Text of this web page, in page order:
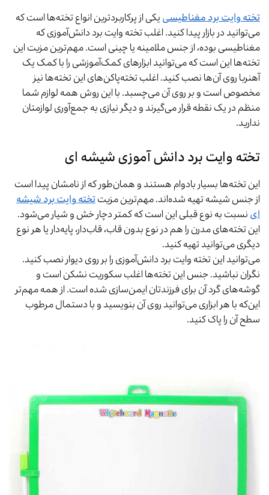
تخته وایت برد مغناطیسی یکی از پرکاربردترین انواع تخته‌ها است که
می‌توانید در بازار پیدا کنید. اغلب تخته وایت برد دانش‌آموزی که
مغناطیسی بوده، از جنس ملامینه یا چینی است. مهم‌ترین مزیت این
تخته‌ها این است که می‌توانید ابزارهای کمک‌آموزشی را با کمک یک
آهنربا روی آن‌ها نصب کنید. اغلب تخته‌پاکن‌های این تخته‌ها نیز
مخصوص است و بر روی آن می‌چسبد. با این روش همه لوازم شما
منظم در یک نقطه قرار می‌گیرند و دیگر نیازی به جمع‌آوری لوازمتان
ندارید.
تخته وایت برد دانش آموزی شیشه ای
این تخته‌ها بسیار بادوام هستند و همان‌طور که از نامشان پیدا است
از جنس شیشه تهیه شده‌اند. مهم‌ترین مزیتتخته وایت برد شیشه
ای نسبت به نوع قبلی این است که کمتر دچار خش و شیار می‌شود.
این تخته‌های مدرن را هم در نوع بدون قاب، قاب‌دار، پایه‌دار یا هر نوع
دیگری می‌توانید تهیه کنید.
می‌توانید این تخته وایت برد دانش‌آموزی را بر روی دیوار نصب کنید.
نگران نباشید. جنس این تخته‌ها اغلب سکوریت نشکن است و
گوشه‌های گرد آن برای فرزندتان ایمن‌سازی شده است. از همه مهم‌تر
این‌که با هر ابزاری می‌توانید روی آن بنویسید و با دستمال مرطوب
سطح آن را پاک کنید.